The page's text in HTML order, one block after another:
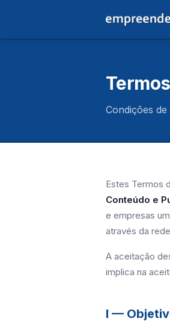
Condições
Estes Termos
Conteúdo e
e empresas
através da
A aceitação
implica na
I —